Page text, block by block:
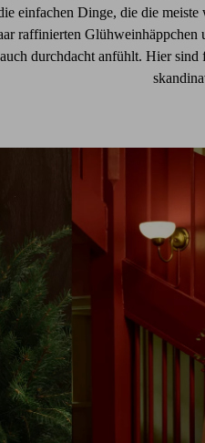
einfachen Dinge, die die
raffinierten
durchdacht anfühlt. Hier